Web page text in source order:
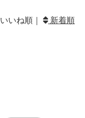
いいね順｜ 新着順